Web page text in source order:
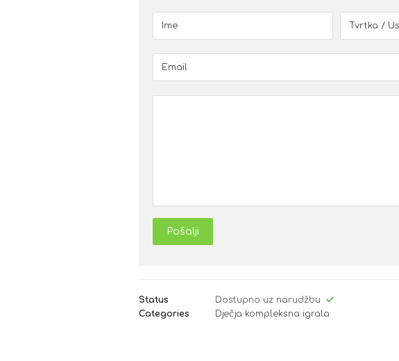
Pošalji
Status
Dostupno uz narudžbu
Categories
Dječja kompleksna igrala